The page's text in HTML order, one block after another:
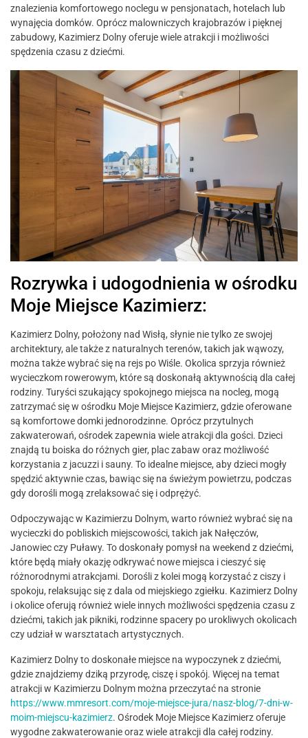
znalezienia komfortowego noclegu w pensjonatach, hotelach lub
wynajęcia domków. Oprócz malowniczych krajobrazów i pięknej
zabudowy, Kazimierz Dolny oferuje wiele atrakcji i możliwości
spędzenia czasu z dziećmi.
Rozrywka i udogodnienia w ośrodku
Moje Miejsce Kazimierz:
Kazimierz Dolny, położony nad Wisłą, słynie nie tylko ze swojej
architektury, ale także z naturalnych terenów, takich jak wąwozy,
można także wybrać się na rejs po Wiśle. Okolica sprzyja również
wycieczkom rowerowym, które są doskonałą aktywnością dla całej
rodziny. Turyści szukający spokojnego miejsca na nocleg, mogą
zatrzymać się w ośrodku Moje Miejsce Kazimierz, gdzie oferowane
są komfortowe domki jednorodzinne. Oprócz przytulnych
zakwaterowań, ośrodek zapewnia wiele atrakcji dla gości. Dzieci
znajdą tu boiska do różnych gier, plac zabaw oraz możliwość
korzystania z jacuzzi i sauny. To idealne miejsce, aby dzieci mogły
spędzić aktywnie czas, bawiąc się na świeżym powietrzu, podczas
gdy dorośli mogą zrelaksować się i odprężyć.
Odpoczywając w Kazimierzu Dolnym, warto również wybrać się na
wycieczki do pobliskich miejscowości, takich jak Nałęczów,
Janowiec czy Puławy. To doskonały pomysł na weekend z dziećmi,
które będą miały okazję odkrywać nowe miejsca i cieszyć się
różnorodnymi atrakcjami. Dorośli z kolei mogą korzystać z ciszy i
spokoju, relaksując się z dala od miejskiego zgiełku. Kazimierz Dolny
i okolice oferują również wiele innych możliwości spędzenia czasu z
dziećmi, takich jak pikniki, rodzinne spacery po urokliwych okolicach
czy udział w warsztatach artystycznych.
Kazimierz Dolny to doskonałe miejsce na wypoczynek z dziećmi,
gdzie znajdziemy dziką przyrodę, ciszę i spokój. Więcej na temat
atrakcji w Kazimierzu Dolnym można przeczytać na stronie
https://www.mmresort.com/moje-miejsce-jura/nasz-blog/7-dni-w-
moim-miejscu-kazimierz. Ośrodek Moje Miejsce Kazimierz oferuje
wygodne zakwaterowanie oraz wiele atrakcji dla całej rodziny.